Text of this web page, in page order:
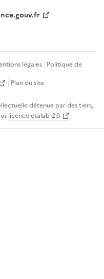
légales Politique de
Plan du site
détenue par des tiers,
licence etalab-2.0